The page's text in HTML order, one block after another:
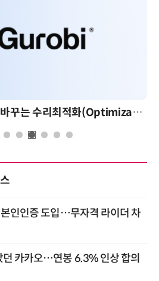
AI 시대의 의사결정을 바꾸는 수리최적화(Optimization): 실제 산업 적용 사례와 활용 전략
본인인증 도입…무자격 라이더 차
던 카카오…연봉 6.3% 인상 합의